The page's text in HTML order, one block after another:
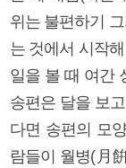
위는 불편하기
는 것에서 시작
일을 볼 때 여간
송편은 달을 보
다면 송편의 모
람들이 월병(月